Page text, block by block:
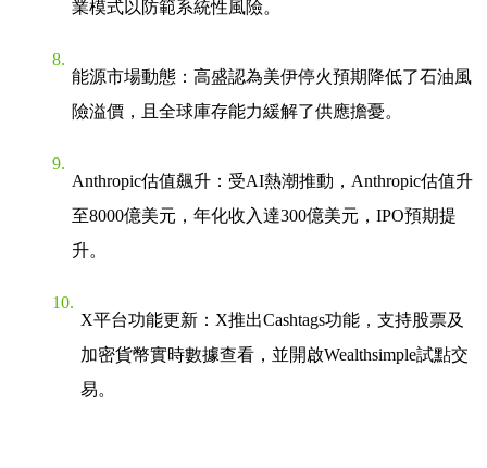
業模式以防範系統性風險。
能源市場動態 ：高盛認為美伊停火預期降低了石油風
險溢價，且全球庫存能力緩解了供應擔憂。
Anthropic估值飆升 ：受AI熱潮推動，Anthropic估值升
至8000億美元，年化收入達300億美元，IPO預期提
升。
X平台功能更新 ：X推出Cashtags功能，支持股票及
加密貨幣實時數據查看，並開啟Wealthsimple試點交
易。